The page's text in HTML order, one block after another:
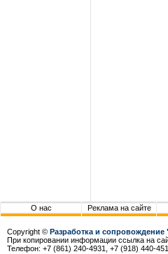
О нас Реклама на сайте
Copyright © Разработка и сопровождение
При копировании информации ссылка на
Телефон: +7 (861) 240-4931, +7 (918) 440-